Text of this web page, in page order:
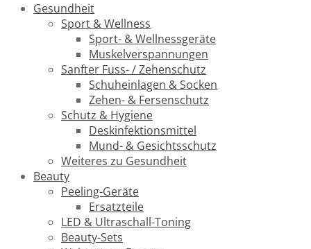
Gesundheit
Sport & Wellness
Sport- & Wellnessgeräte
Muskelverspannungen
Sanfter Fuss- / Zehenschutz
Schuheinlagen & Socken
Zehen- & Fersenschutz
Schutz & Hygiene
Deskinfektionsmittel
Mund- & Gesichtsschutz
Weiteres zu Gesundheit
Beauty
Peeling-Geräte
Ersatzteile
LED & Ultraschall-Toning
Beauty-Sets